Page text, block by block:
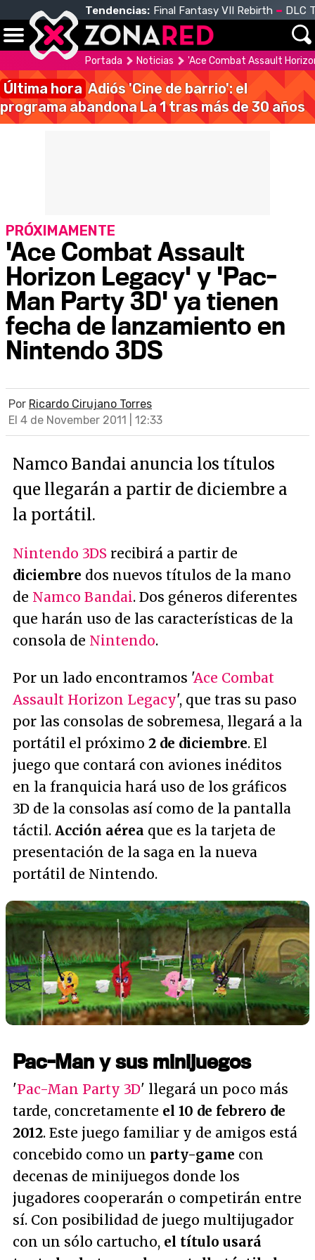
Tendencias: Final Fantasy VII Rebirth DLC
Portada Noticias 'Ace Combat Assault
Última hora Adiós 'Cine de barrio': el
programa abandona La 1 tras más de 30 años
'Ace Combat Assault
Horizon Legacy' y 'Pac-
Man Party 3D' ya tienen
fecha de lanzamiento en
Nintendo 3DS
PRÓXIMAMENTE
Por Ricardo Cirujano Torres
El 4 de November 2011 | 12:33
Namco Bandai anuncia los títulos
que llegarán a partir de diciembre a
la portátil.
Nintendo 3DS recibirá a partir de
diciembre dos nuevos títulos de la mano
de Namco Bandai. Dos géneros diferentes
que harán uso de las características de la
consola de Nintendo.
Por un lado encontramos 'Ace Combat
Assault Horizon Legacy', que tras su paso
por las consolas de sobremesa, llegará a la
portátil el próximo 2 de diciembre. El
juego que contará con aviones inéditos
en la franquicia hará uso de los gráficos
3D de la consolas así como de la pantalla
táctil. Acción aérea que es la tarjeta de
presentación de la saga en la nueva
portátil de Nintendo.
Pac-Man y sus minijuegos
'Pac-Man Party 3D' llegará un poco más
tarde, concretamente el 10 de febrero de
2012. Este juego familiar y de amigos está
concebido como un party-game con
decenas de minijuegos donde los
jugadores cooperarán o competirán entre
sí. Con posibilidad de juego multijugador
con un sólo cartucho, el título usará